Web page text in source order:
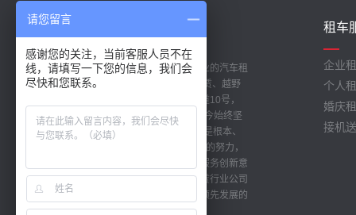
关于我们
成都蓉之风汽车租赁公司是成都专业的汽车租
赁公司，主营:汽车租赁、商务车租赁、越野
车租赁、婚车租赁等。位于青羊大道10号，
成立于 2010年 1月。公司从创立至今始终坚
持“客户是生命、安全是保障、服务是根本、
专业铸品质” 的经营理念，经过多年的努力，
加之起步早、定位早、管理严谨、服务创新意
识强，现公司已成为在成都汽车租赁行业公司
规模、综合实力、服务水平等方面领先发展的
汽车租赁公司
租车
企业
个人
婚庆
接机
请您留言
感谢您的关注，当前客服人员不在
线，请填写一下您的信息，我们会
尽快和您联系。